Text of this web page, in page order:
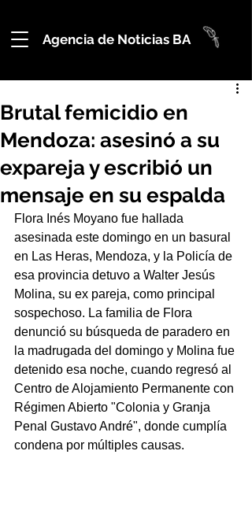
Agencia de Noticias BA
Brutal femicidio en
Mendoza: asesinó a su
expareja y escribió un
mensaje en su espalda
Flora Inés Moyano fue hallada
asesinada este domingo en un basural
en Las Heras, Mendoza, y la Policía de
esa provincia detuvo a Walter Jesús
Molina, su ex pareja, como principal
sospechoso. La familia de Flora
denunció su búsqueda de paradero en
la madrugada del domingo y Molina fue
detenido esa noche, cuando regresó al
Centro de Alojamiento Permanente con
Régimen Abierto "Colonia y Granja
Penal Gustavo André", donde cumplía
condena por múltiples causas.